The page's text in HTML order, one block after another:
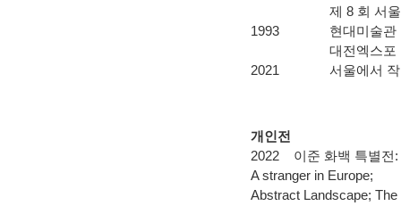
제 8 회 서울특별
1993 현대미술관 소
대전엑스포 이동
2021 서울에서
개인전
2022 이준 화백 특별전:
A stranger in Europe;
Abstract Landscape; The